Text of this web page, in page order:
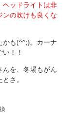
ヘッドライトは非
ンの吹けも良くな
かも(^^;)。カーナ
！！
んを、冬場もがん
さ。